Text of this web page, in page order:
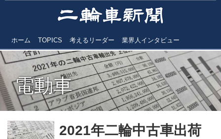
ホーム TOPICS 考えるリーダー 業界人インタビュー
電動車
2021年二輪中古車出荷